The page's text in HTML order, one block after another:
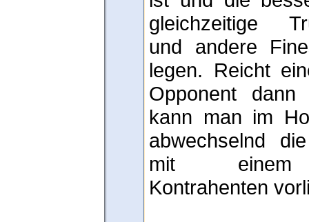
gleichzeitige
und andere
legen. Reicht
Opponent
kann man im
abwechselnd
mit einem
Kontrahenten